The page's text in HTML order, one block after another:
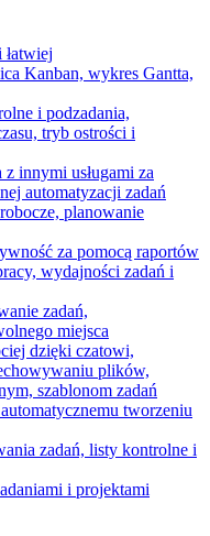
Kanban, wykres Gantta,
i podzadania,
tryb ostrości i
z innymi usługami za
automatyzacji zadań
planowanie
za pomocą raportów
wydajności zadań i
zadań,
miejsca
dzięki czatowi,
plików,
szablonom zadań
tworzeniu
zadań, listy kontrolne i
i projektami